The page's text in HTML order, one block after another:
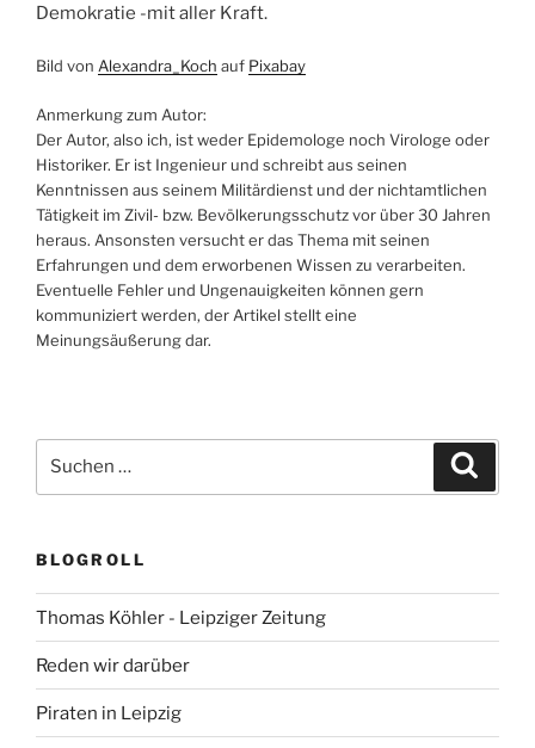
Demokratie -mit aller Kraft.
Bild von Alexandra_Koch auf Pixabay
Anmerkung zum Autor:
Der Autor, also ich, ist weder Epidemologe noch Virologe oder
Historiker. Er ist Ingenieur und schreibt aus seinen
Kenntnissen aus seinem Militärdienst und der nichtamtlichen
Tätigkeit im Zivil- bzw. Bevölkerungsschutz vor über 30 Jahren
heraus. Ansonsten versucht er das Thema mit seinen
Erfahrungen und dem erworbenen Wissen zu verarbeiten.
Eventuelle Fehler und Ungenauigkeiten können gern
kommuniziert werden, der Artikel stellt eine
Meinungsäußerung dar.
nach:
BLOGROLL
Thomas Köhler - Leipziger Zeitung
Reden wir darüber
Piraten in Leipzig